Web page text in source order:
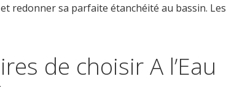
redonner sa parfaite étanchéité au bassin. Les
de choisir A l’Eau